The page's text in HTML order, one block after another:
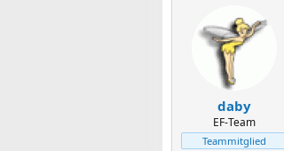
daby
EF-Team
Teammitglied